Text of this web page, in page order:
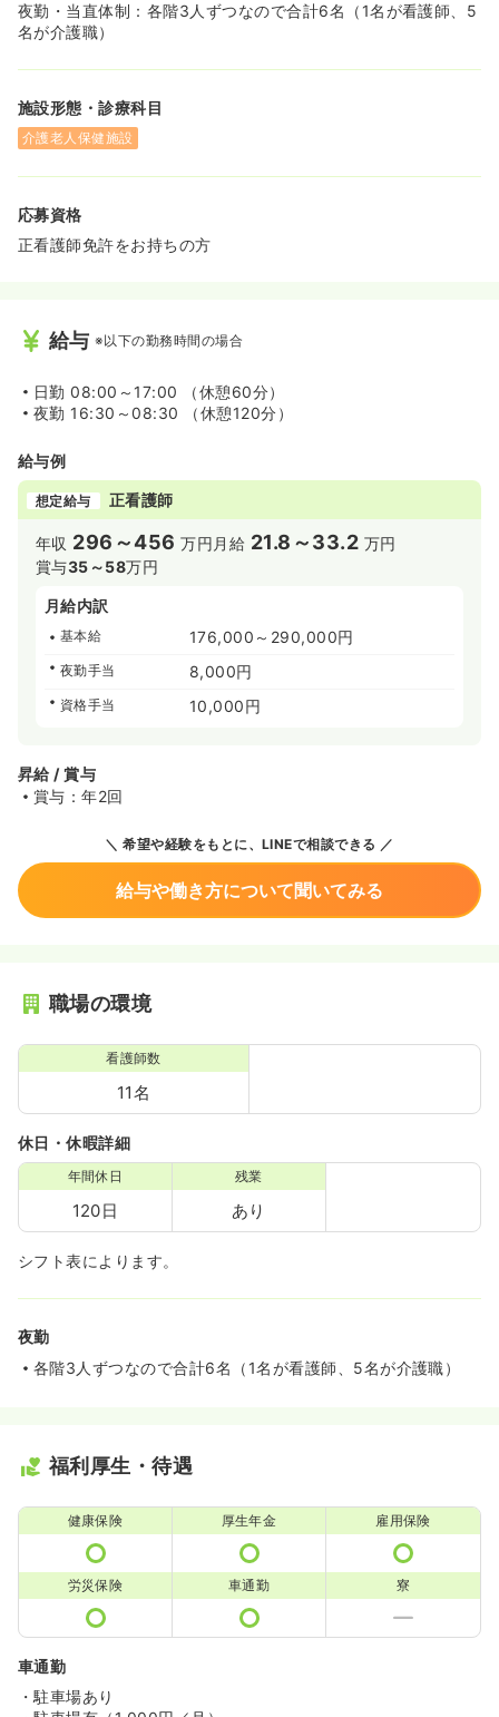
夜勤・当直体制：各階3人ずつなので合計6名（1名が看護師、5
名が介護職）
施設形態・診療科目
介護老人保健施設
応募資格
正看護師免許をお持ちの方
給与 ※以下の勤務時間の場合
日勤 08:00～17:00 （休憩60分）
夜勤 16:30～08:30 （休憩120分）
給与例
想定給与 正看護師
年収 296～456 万円 月給 21.8～33.2 万円
賞与35～58万円
月給内訳
基本給 176,000～290,000円
夜勤手当 8,000円
資格手当 10,000円
昇給 / 賞与
賞与：年2回
希望や経験をもとに、LINEで相談できる
給与や働き方について聞いてみる
職場の環境
看護師数
11名
休日・休暇詳細
年間休日
120日
残業
あり
シフト表によります。
夜勤
各階3人ずつなので合計6名（1名が看護師、5名が介護職）
福利厚生・待遇
健康保険 厚生年金 雇用保険
労災保険 車通勤 寮
車通勤
・駐車場あり